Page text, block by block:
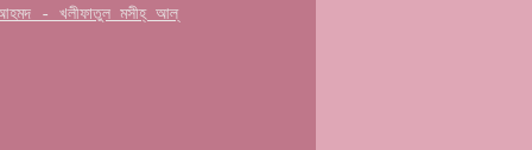
আহমদ - খলীফাতুল মসীহ্‌ আল্‌